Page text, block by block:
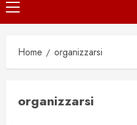
Menu
principale
Home organizzarsi
organizzarsi